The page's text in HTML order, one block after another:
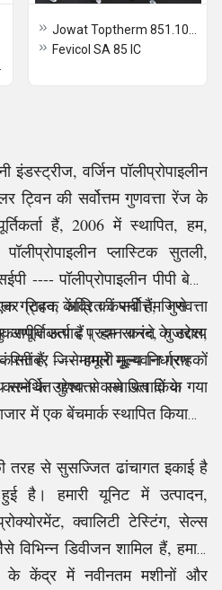
Fevicol SA 85 IC
इंडस्ट्रीज, वर्जिनपॉलीप्रोपाइलीन
ट्विन की सर्वोत्तम गुणवत्ता रेंज के
हैं, 2006 में स्थापित, हम,
प्लास्टिक सुतली,
---- पॉलीप्रोपाइलीन पीपी बेलर
ट्विन, आदि की सर्वोत्तम गुणवत्ता
हैं। हम सानंद, गुजरात,
हैं, जिसे हमारे मूल्यवान ग्राहकों
के उद्देश्य से स्थापित किया गया
ग्राहक केंद्रित कंपनी हैं, जिसे
उत्पाद प्रदान करने के उद्देश्य
---- मामूली मूल्य निर्धारण
गुणवत्ता वाले उत्पादों के
में एक बेंचमार्क स्थापित किया
तरह से सुसज्जित ढांचागत इकाई है
है। हमारी यूनिट में उत्पादन,
क्वालिटी टेस्टिंग, सेल्स
डिवीजन शामिल हैं, हमारी
के केंद्र मेंनवीनतम मशीनों और